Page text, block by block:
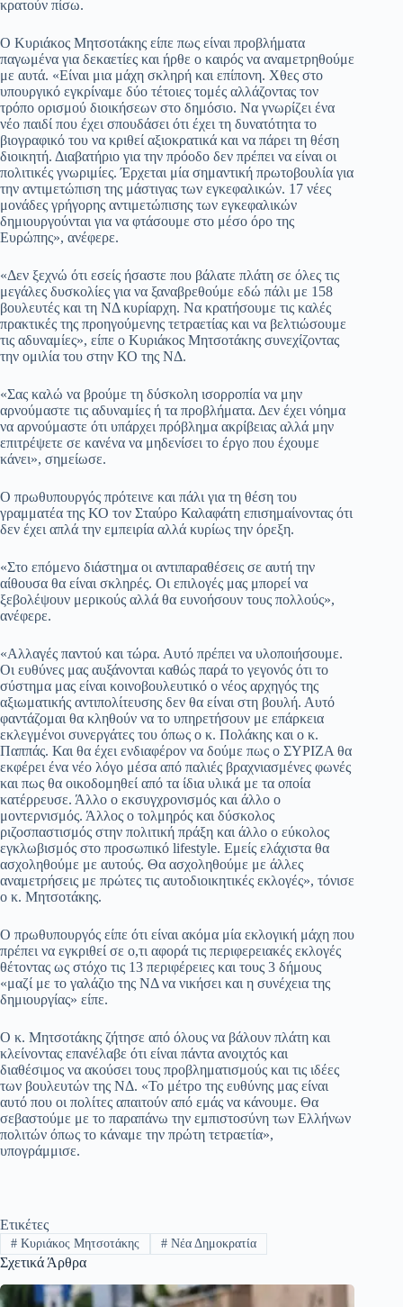
κρατούν πίσω.
Ο Κυριάκος Μητσοτάκης είπε πως είναι προβλήματα
παγωμένα για δεκαετίες και ήρθε ο καιρός να αναμετρηθούμε
με αυτά. «Είναι μια μάχη σκληρή και επίπονη. Χθες στο
υπουργικό εγκρίναμε δύο τέτοιες τομές αλλάζοντας τον
τρόπο ορισμού διοικήσεων στο δημόσιο. Να γνωρίζει ένα
νέο παιδί που έχει σπουδάσει ότι έχει τη δυνατότητα το
βιογραφικό του να κριθεί αξιοκρατικά και να πάρει τη θέση
διοικητή. Διαβατήριο για την πρόοδο δεν πρέπει να είναι οι
πολιτικές γνωριμίες. Έρχεται μία σημαντική πρωτοβουλία για
την αντιμετώπιση της μάστιγας των εγκεφαλικών. 17 νέες
μονάδες γρήγορης αντιμετώπισης των εγκεφαλικών
δημιουργούνται για να φτάσουμε στο μέσο όρο της
Ευρώπης», ανέφερε.
«Δεν ξεχνώ ότι εσείς ήσαστε που βάλατε πλάτη σε όλες τις
μεγάλες δυσκολίες για να ξαναβρεθούμε εδώ πάλι με 158
βουλευτές και τη ΝΔ κυρίαρχη. Να κρατήσουμε τις καλές
πρακτικές της προηγούμενης τετραετίας και να βελτιώσουμε
τις αδυναμίες», είπε ο Κυριάκος Μητσοτάκης συνεχίζοντας
την ομιλία του στην ΚΟ της ΝΔ.
«Σας καλώ να βρούμε τη δύσκολη ισορροπία να μην
αρνούμαστε τις αδυναμίες ή τα προβλήματα. Δεν έχει νόημα
να αρνούμαστε ότι υπάρχει πρόβλημα ακρίβειας αλλά μην
επιτρέψετε σε κανένα να μηδενίσει το έργο που έχουμε
κάνει», σημείωσε.
Ο πρωθυπουργός πρότεινε και πάλι για τη θέση του
γραμματέα της ΚΟ τον Σταύρο Καλαφάτη επισημαίνοντας ότι
δεν έχει απλά την εμπειρία αλλά κυρίως την όρεξη.
«Στο επόμενο διάστημα οι αντιπαραθέσεις σε αυτή την
αίθουσα θα είναι σκληρές. Οι επιλογές μας μπορεί να
ξεβολέψουν μερικούς αλλά θα ευνοήσουν τους πολλούς»,
ανέφερε.
«Αλλαγές παντού και τώρα. Αυτό πρέπει να υλοποιήσουμε.
Οι ευθύνες μας αυξάνονται καθώς παρά το γεγονός ότι το
σύστημα μας είναι κοινοβουλευτικό ο νέος αρχηγός της
αξιωματικής αντιπολίτευσης δεν θα είναι στη βουλή. Αυτό
φαντάζομαι θα κληθούν να το υπηρετήσουν με επάρκεια
εκλεγμένοι συνεργάτες του όπως ο κ. Πολάκης και ο κ.
Παππάς. Και θα έχει ενδιαφέρον να δούμε πως ο ΣΥΡΙΖΑ θα
εκφέρει ένα νέο λόγο μέσα από παλιές βραχνιασμένες φωνές
και πως θα οικοδομηθεί από τα ίδια υλικά με τα οποία
κατέρρευσε. Άλλο ο εκσυγχρονισμός και άλλο ο
μοντερνισμός. Άλλος ο τολμηρός και δύσκολος
ριζοσπαστισμός στην πολιτική πράξη και άλλο ο εύκολος
εγκλωβισμός στο προσωπικό lifestyle. Εμείς ελάχιστα θα
ασχοληθούμε με αυτούς. Θα ασχοληθούμε με άλλες
αναμετρήσεις με πρώτες τις αυτοδιοικητικές εκλογές», τόνισε
ο κ. Μητσοτάκης.
Ο πρωθυπουργός είπε ότι είναι ακόμα μία εκλογική μάχη που
πρέπει να εγκριθεί σε ο,τι αφορά τις περιφερειακές εκλογές
θέτοντας ως στόχο τις 13 περιφέρειες και τους 3 δήμους
«μαζί με το γαλάζιο της ΝΔ να νικήσει και η συνέχεια της
δημιουργίας» είπε.
Ο κ. Μητσοτάκης ζήτησε από όλους να βάλουν πλάτη και
κλείνοντας επανέλαβε ότι είναι πάντα ανοιχτός και
διαθέσιμος να ακούσει τους προβληματισμούς και τις ιδέες
των βουλευτών της ΝΔ. «Το μέτρο της ευθύνης μας είναι
αυτό που οι πολίτες απαιτούν από εμάς να κάνουμε. Θα
σεβαστούμε με το παραπάνω την εμπιστοσύνη των Ελλήνων
πολιτών όπως το κάναμε την πρώτη τετραετία»,
υπογράμμισε.
Ετικέτες
#Κυριάκος Μητσοτάκης #Νέα Δημοκρατία
Σχετικά Άρθρα